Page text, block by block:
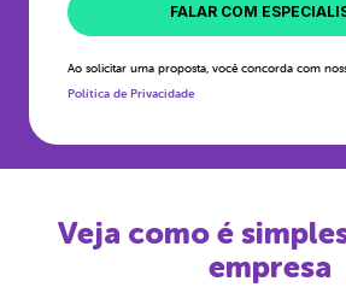
FALAR COM
Ao solicitar uma proposta, você concorda com
Política de Privacidade
Veja como é
empresa